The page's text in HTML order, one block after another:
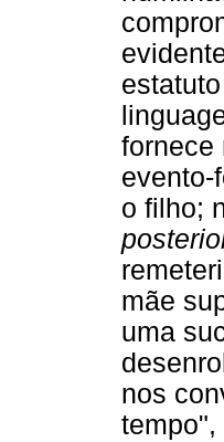
fornece
evento-
o filho;
mãe
uma
nos
tempo",